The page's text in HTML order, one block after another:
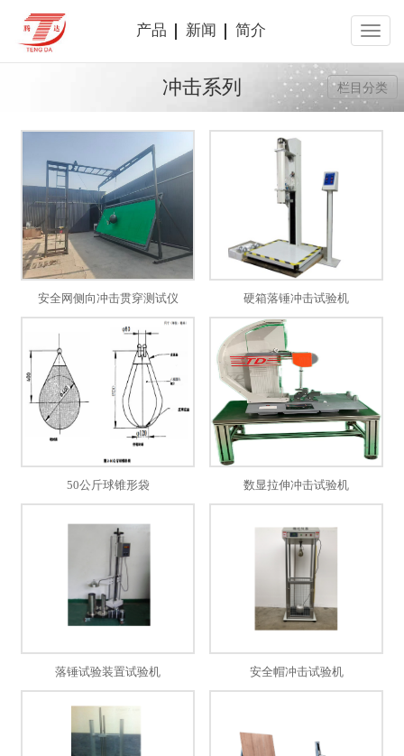
产品 新闻 简介
栏目分类
冲击系列
安全网侧向冲击贯穿测试仪 硬箱落锤冲击试验机
50公斤球锥形袋 数显拉伸冲击试验机
落锤试验装置试验机 安全帽冲击试验机